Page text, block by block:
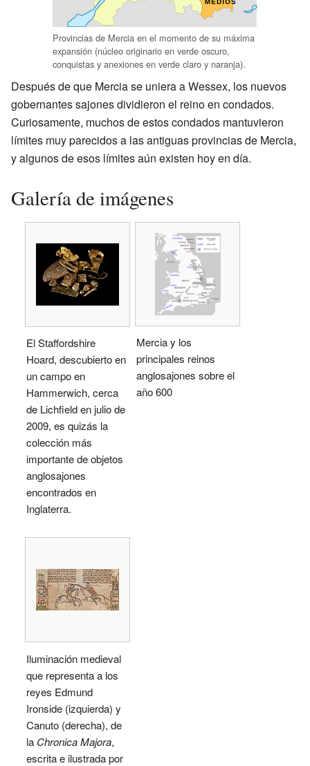
Provincias de Mercia en el momento de su máxima
expansión (núcleo originario en verde oscuro,
conquistas y anexiones en verde claro y naranja).
Después de que Mercia se uniera a Wessex, los nuevos
gobernantes sajones dividieron el reino en condados.
Curiosamente, muchos de estos condados mantuvieron
límites muy parecidos a las antiguas provincias de Mercia,
y algunos de esos límites aún existen hoy en día.
Galería de imágenes
El Staffordshire
Hoard, descubierto en
un campo en
Hammerwich, cerca
de Lichfield en julio de
2009, es quizás la
colección más
importante de objetos
anglosajones
encontrados en
Inglaterra.
Mercia y los
principales reinos
anglosajones sobre el
año 600
Iluminación medieval
que representa a los
reyes Edmund
Ironside (izquierda) y
Canuto (derecha), de
la Chronica Majora,
escrita e ilustrada por